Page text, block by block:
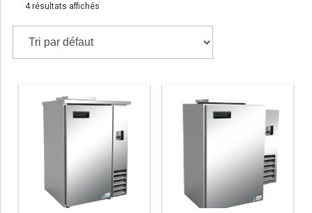
TABLE RÉFRIGÉRÉE
TABLE 600
TABLE 700 – 2 PORTES
TABLE 700 – 3 PORTES
TABLE 700 – 4 PORTES
4 résultats affichés